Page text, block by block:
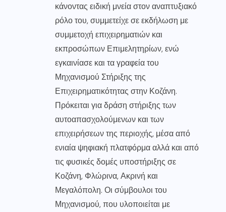
κάνοντας ειδική μνεία στον αναπτυξιακό
ρόλο του, συμμετείχε σε εκδήλωση με
συμμετοχή επιχειρηματιών και
εκπροσώπων Επιμελητηρίων, ενώ
εγκαινίασε και τα γραφεία του
Μηχανισμού Στήριξης της
Επιχειρηματικότητας στην Κοζάνη.
Πρόκειται για δράση στήριξης των
αυτοαπασχολούμενων και των
επιχειρήσεων της περιοχής, μέσα από
ενιαία ψηφιακή πλατφόρμα αλλά και από
τις φυσικές δομές υποστήριξης σε
Κοζάνη, Φλώρινα, Ακρινή και
Μεγαλόπολη. Οι σύμβουλοι του
Μηχανισμού, που υλοποιείται με